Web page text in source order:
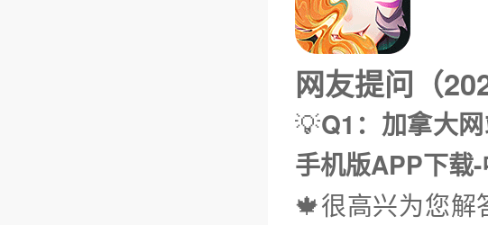
网友提问（
💡Q1：加拿大
手机版APP下载
🍁很高兴为您解